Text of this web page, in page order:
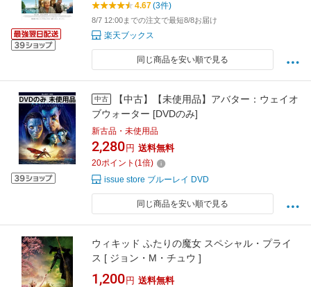
4.67(3件)
8/7 12:00までの注文で最短8/8お届け
楽天ブックス
同じ商品を安い順で見る
中古
【中古】【未使用品】アバター：ウェイオ
ブウォーター [DVDのみ]
新古品・未使用品
2,280 円 送料無料
20ポイント (1倍)
issue store ブルーレイ DVD
同じ商品を安い順で見る
ウィキッド ふたりの魔女 スペシャル・プライ
ス [ ジョン・M・チュウ ]
1,200 円 送料無料